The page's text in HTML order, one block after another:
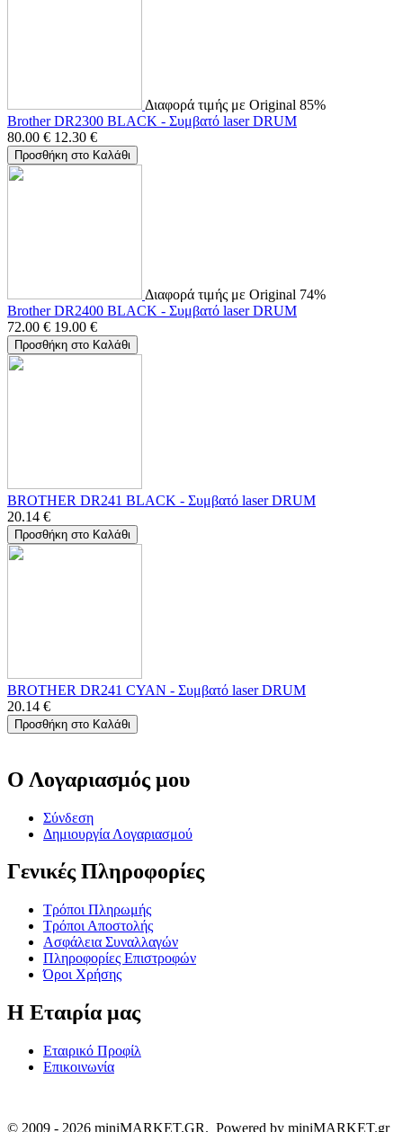
Διαφορά τιμής με Original 85%
Brother DR2300 BLACK - Συμβατό laser DRUM
80.00 € 12.30 €
Προσθήκη στο Καλάθι
Διαφορά τιμής με Original 74%
Brother DR2400 BLACK - Συμβατό laser DRUM
72.00 € 19.00 €
Προσθήκη στο Καλάθι
BROTHER DR241 BLACK - Συμβατό laser DRUM
20.14 €
Προσθήκη στο Καλάθι
BROTHER DR241 CYAN - Συμβατό laser DRUM
20.14 €
Προσθήκη στο Καλάθι
Ο Λογαριασμός μου
Σύνδεση
Δημιουργία Λογαριασμού
Γενικές Πληροφορίες
Τρόποι Πληρωμής
Τρόποι Αποστολής
Ασφάλεια Συναλλαγών
Πληροφορίες Επιστροφών
Όροι Χρήσης
Η Εταιρία μας
Εταιρικό Προφίλ
Επικοινωνία
© 2009 - 2026 miniMARKET.GR. Powered by miniMARKET.gr